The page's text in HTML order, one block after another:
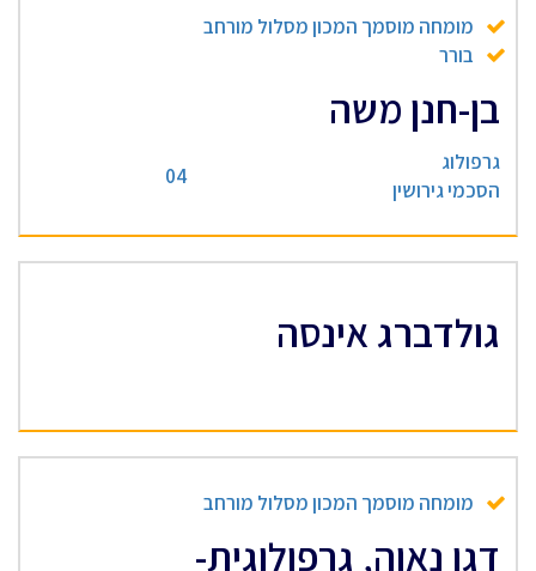
מומחה מוסמך המכון מסלול מורחב
בורר
בן-חנן משה
גרפולוג
הסכמי גירושין
04
גולדברג אינסה
מומחה מוסמך המכון מסלול מורחב
דגן נאוה, גרפולוגית-